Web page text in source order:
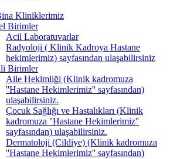
Kliniklerimiz
Birimler
Acil Laboratuvarlar
Radyoloji ( Klinik Kadroya Hastane
hekimlerimiz) sayfasından ulaşabilirsiniz
Birimler
Aile Hekimliği (Klinik kadromuza
''Hastane Hekimlerimiz'' sayfasından)
ulaşabilirsiniz.
Çocuk Sağlığı ve Hastalıkları (Klinik
kadromuza ''Hastane Hekimlerimiz''
sayfasından) ulaşabilirsiniz.
Dermatoloji (Cildiye) (Klinik kadromuza
''Hastane Hekimlerimiz'' sayfasından)